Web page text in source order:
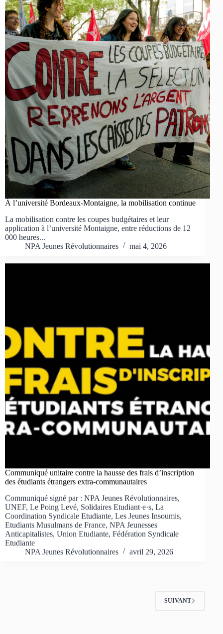
À l’université Bordeaux-Montaigne, la mobilisation continue
La mobilisation contre les coupes budgétaires et leur
application à l’université Montaigne, entre réductions de 12
000 heures...
NPA Jeunes Révolutionnaires
mai 4, 2026
Communiqué unitaire contre la hausse des frais d’inscription
des étudiants étrangers extra-communautaires
Communiqué signé par : NPA Jeunes Révolutionnaires,
UNEF, Le Poing Levé, Solidaires Etudiant·e·s, La
Coordination Syndicale Etudiante, Les Jeunes Insoumis,
Etudiants Musulmans de France, NPA Jeunesses
Anticapitalistes, Union Etudiante, Fédération Syndicale
Etudiante
NPA Jeunes Révolutionnaires
avril 29, 2026
SUIVANT